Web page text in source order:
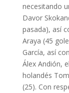
necesitando
Davor
pasada), así
Araya (45
García, así
Álex Andión,
holandés
(25). Con